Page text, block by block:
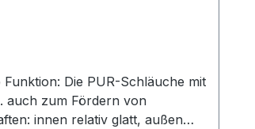
auch zum Fördern von